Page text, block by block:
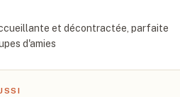
et décontractée, parfaite
d'amies